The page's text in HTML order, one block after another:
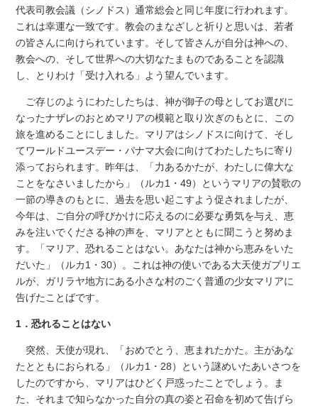
代表司教会議（シノドス）通常総会と同じ年度に行われます。
これは幸運な一致です。教会のまなざしと祈りと思いは、若者
の皆さんに向けられています。そして皆さんが自分は神への、
教会への、そして世界への大切なたまものであることを認識
し、とりわけ「受け入れる」よう望んでいます。
ご存じのようにわたしたちは、神が御子の母としてお選びに
なったナザレのおとめマリアの模範と取り次ぎのもとに、この
旅を進めることにしました。マリアはシノドスに向けて、そし
てワールドユースデー・パナマ大会に向けてわたしたちに寄り
添っておられます。昨年は、「力あるかたが、わたしに偉大な
ことをなさいましたから」（ルカ1・49）というマリアの賛歌の
一節の導きのもとに、過去を思い起こすよう促されましたが、
今年は、ご自分の呼びかけに応えるのに必要な勇気を与え、恵
みを注いでくださる神の声を、マリアとともに聞こうと努めま
す。「マリア、恐れることはない。あなたは神から恵みをいた
だいた」（ルカ1・30）。これは神の使いである大天使ガブリエ
ルが、ガリラヤ地方にある小さな村のごく普通の少女マリアに
告げたことばです。
1．恐れることはない
突然、天使が現れ、「おめでとう、恵まれたかた。主があな
たとともにおられる」（ルカ1・28）という謎めいたあいさつを
したのですから、マリアはひどく戸惑ったことでしょう。ま
た、それまで知らなかった自分の真の姿と召命を初めて告げら